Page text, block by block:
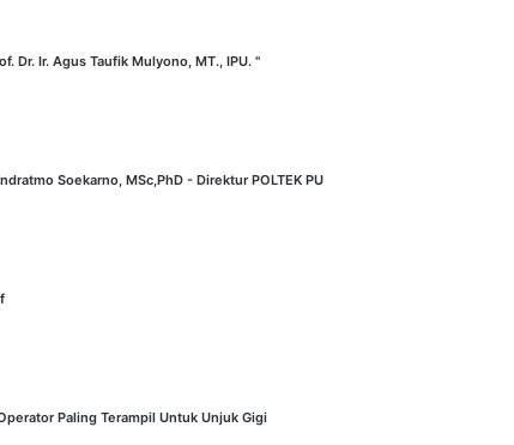
Dr. Ir. Agus Taufik Mulyono, MT., IPU. "
Soekarno, MSc,PhD - Direktur POLTEK PU
Paling Terampil Untuk Unjuk Gigi